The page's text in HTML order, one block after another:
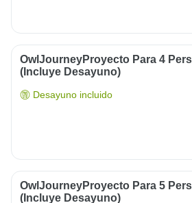
OwlJourneyProyecto Para 4
(Incluye Desayuno)
Desayuno incluido
OwlJourneyProyecto Para 5
(Incluye Desayuno)